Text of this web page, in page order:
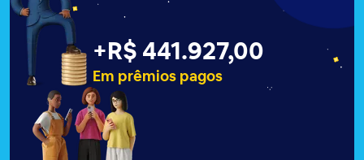
+R$ 441.927,00
Em prêmios pagos